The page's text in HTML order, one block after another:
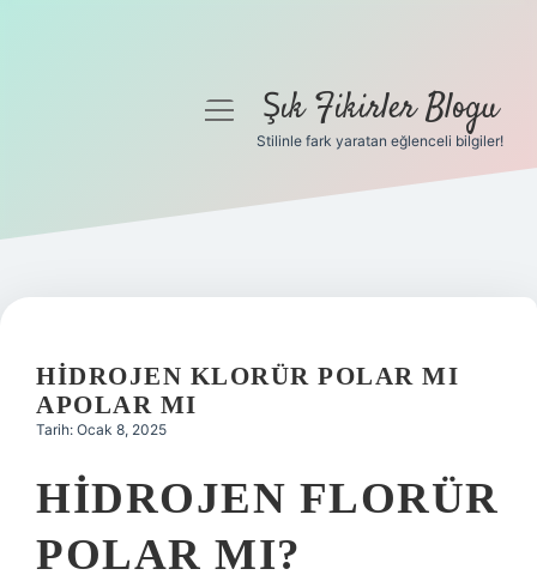
Gizlilik Politikası
Yasal Uyarı
menüyüŞık Fikirler Blogu
Stilinle fark yaratan eğlenceli bilgiler!
HIDROJEN KLORÜR POLAR MI
APOLAR MI
Tarih: Ocak 8, 2025
HIDROJEN FLORÜR
POLAR MI?